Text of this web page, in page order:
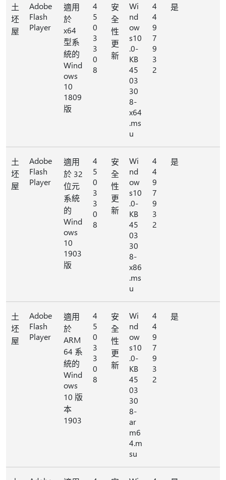
土
坯
屋
Adobe
Flash
Player
適用
於
x64
型系
統的
Wind
ows
10
1809
版
4
5
0
3
3
0
8
安
全
性
更
新
Wi
nd
ow
s10
.0-
KB
45
03
30
8-
x64
.ms
u
4
4
9
7
9
3
2
是
土
坯
屋
Adobe
Flash
Player
適用
於 32
位元
系統
的
Wind
ows
10
1903
版
4
5
0
3
3
0
8
安
全
性
更
新
Wi
nd
ow
s10
.0-
KB
45
03
30
8-
x86
.ms
u
4
4
9
7
9
3
2
是
土
坯
屋
Adobe
Flash
Player
適用
於
ARM
64 系
統的
Wind
ows
10 版
本
1903
4
5
0
3
3
0
8
安
全
性
更
新
Wi
nd
ow
s10
.0-
KB
45
03
30
8-
ar
m6
4.m
su
4
4
9
7
9
3
2
是